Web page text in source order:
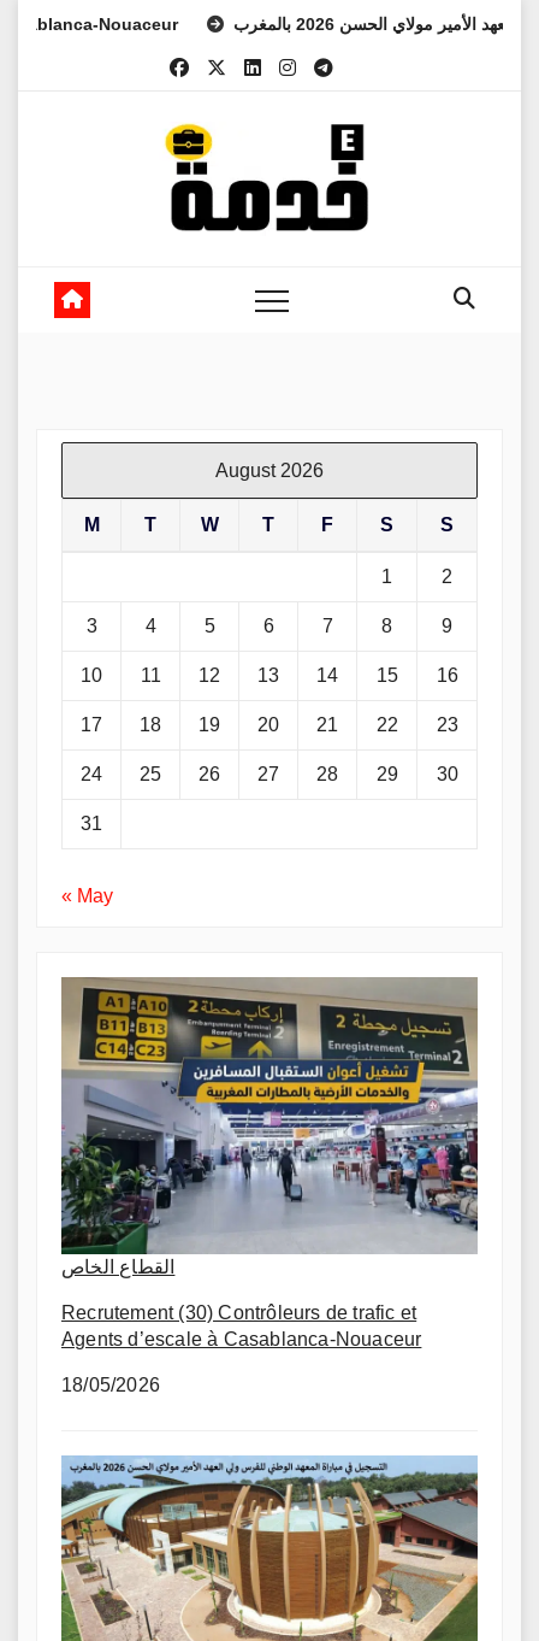
Nouaceur ولي العهد الأمير مولاي الحسن 2026 بالمغرب
August 2026
M T W T F S S
1 2
3 4 5 6 7 8 9
10 11 12 13 14 15 16
17 18 19 20 21 22 23
24 25 26 27 28 29 30
31
« May
القطاع الخاص
Recrutement (30) Contrôleurs de trafic et
Agents d’escale à Casablanca-Nouaceur
18/05/2026